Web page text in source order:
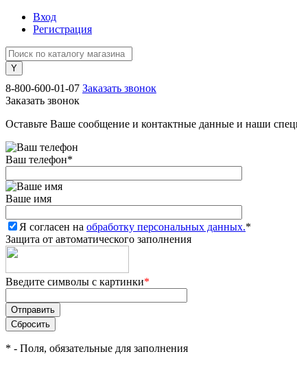
Вход
Регистрация
8-800-600-01-07 Заказать звонок
Заказать звонок
Оставьте Ваше сообщение и контактные данные и наши
Ваш телефон*
Ваше имя
Я согласен на обработку персональных данных.*
Защита от автоматического заполнения
Введите символы с картинки*
* - Поля, обязательные для заполнения